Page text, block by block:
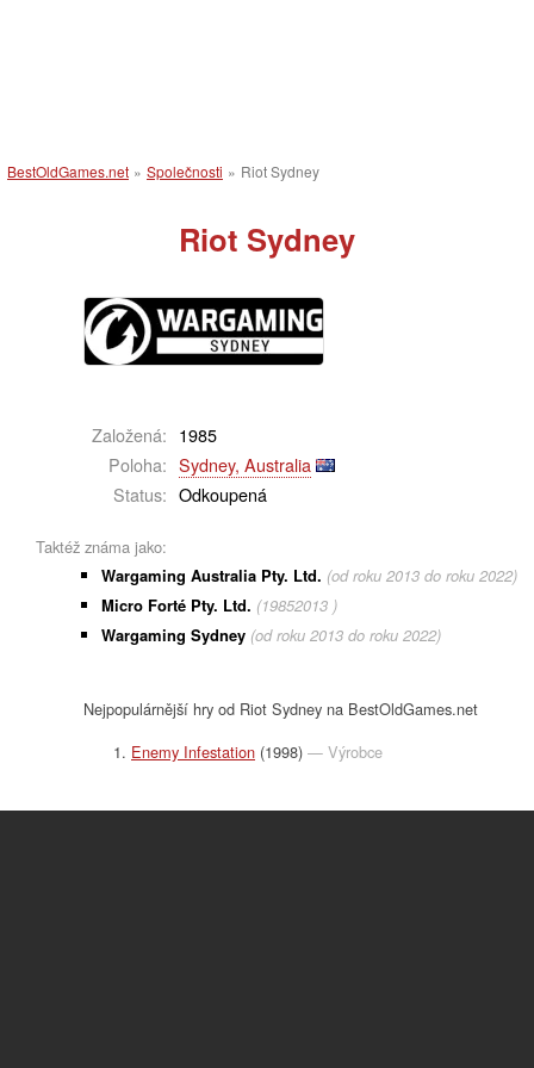
BestOldGames.net » Společnosti » Riot Sydney
Riot Sydney
Založená: 1985
Poloha: Sydney, Australia
Status: Odkoupená
Taktéž známa jako:
Wargaming Australia Pty. Ltd. (od roku 2013 do roku 2022)
Micro Forté Pty. Ltd. (19852013 )
Wargaming Sydney (od roku 2013 do roku 2022)
Nejpopulárnější hry od Riot Sydney na BestOldGames.net
Enemy Infestation (1998) — Výrobce